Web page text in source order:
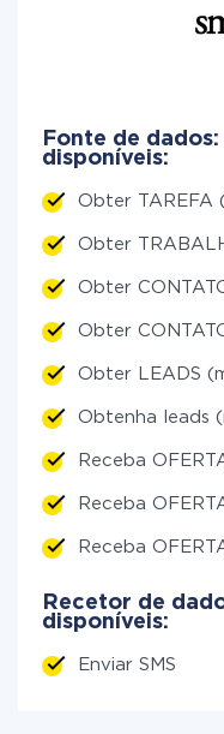
Fonte de
disponíveis:
Obter TAREFA
Obter
Obter
Obter
Obter LEADS
Obtenha leads
Receba
Receba
Receba
Recetor de
disponíveis:
Enviar SMS